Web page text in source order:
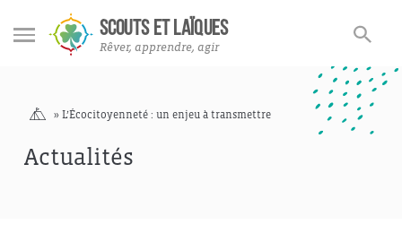
SCOUTS ET LAÏQUES
Rêver, apprendre, agir
Rechercher
sur
Accueil
» L’Écocitoyenneté : un enjeu à transmettre
Actualités
Nos engagements